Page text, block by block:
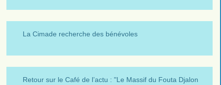
La Cimade recherche des bénévoles
Retour sur le Café de l’actu : "Le Massif du Fouta Djalon